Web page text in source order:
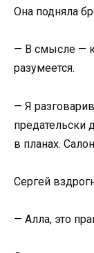
Она подняла
— В смысле —
разумеется.
— Я
предательски
в планах.
Сергей
— Алла, это